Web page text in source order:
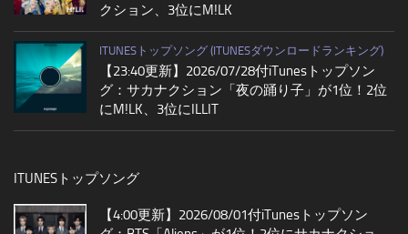
クション、3位にM!LK
ITUNESトップソング (ITUNESダウンロードランキング)
【23:40更新】2026/07/28付iTunesトップソン
グ：サカナクション「夜の踊り子」が1位！2位
にM!LK、3位にILLIT
ITUNESトップソング
【4:00更新】2026/08/01付iTunesトップソン